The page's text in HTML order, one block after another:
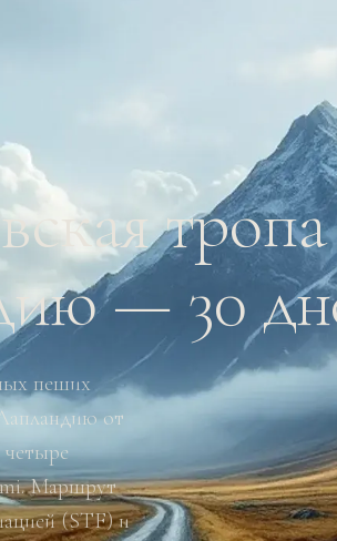
тропа
— 30
пеших
от
четыре
Маршрут
(STF) и